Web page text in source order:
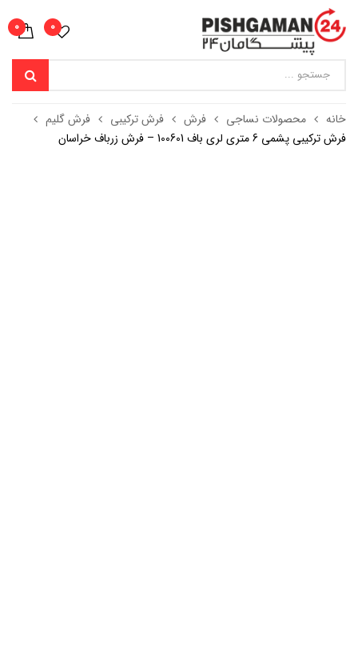
0
0
خانه محصولات نساجی فرش فرش ترکیبی
فرش گلیم
فرش ترکیبی پشمی 6 متری لری باف 100601 – فرش زرباف خراسان